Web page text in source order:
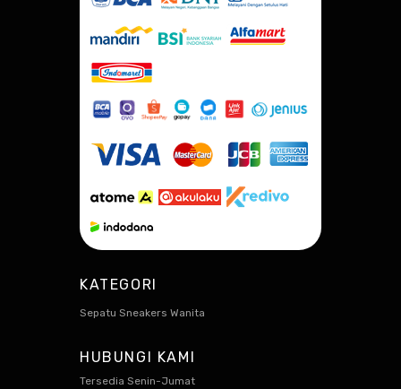
KATEGORI
Sepatu Sneakers Wanita
HUBUNGI KAMI
Tersedia Senin-Jumat